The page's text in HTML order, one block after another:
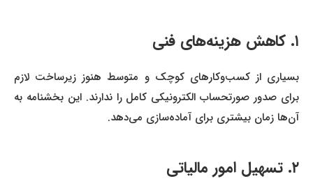
بسیاری از کسب‌وکارهای کوچک و متوسط هنوز زیرساخت لازم
برای صدور صورتحساب الکترونیکی کامل را ندارند. این بخشنامه به
آن‌ها زمان بیشتری برای آماده‌سازی می‌دهد.